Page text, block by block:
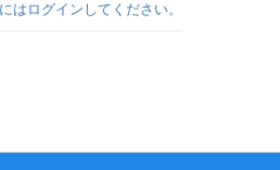
はログインしてください。